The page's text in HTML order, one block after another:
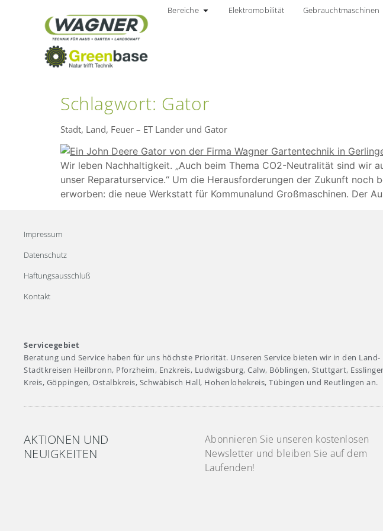
Bereiche Elektromobilität Gebrauchtmaschinen
Schlagwort: Gator
Stadt, Land, Feuer – ET Lander und Gator
Wir leben Nachhaltigkeit. „Auch beim Thema CO2-Neutralität sind wir
unser Reparaturservice.“ Um die Herausforderungen der Zukunft noch
erworben: die neue Werkstatt für Kommunalund Großmaschinen. Der
Impressum
Datenschutz
Haftungsausschluß
Kontakt
Servicegebiet
Beratung und Service haben für uns höchste Priorität. Unseren Service bieten wir in den Land-
Stadtkreisen Heilbronn, Pforzheim, Enzkreis, Ludwigsburg, Calw, Böblingen, Stuttgart,
Kreis, Göppingen, Ostalbkreis, Schwäbisch Hall, Hohenlohekreis, Tübingen und Reutlingen an.
AKTIONEN UND
NEUIGKEITEN
Abonnieren Sie unseren kostenlosen
Newsletter und bleiben Sie auf dem
Laufenden!